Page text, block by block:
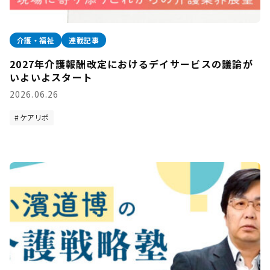
介護・福祉 連載記事
2027年介護報酬改定におけるデイサービスの議論が
いよいよスタート
2026.06.26
ケアリポ